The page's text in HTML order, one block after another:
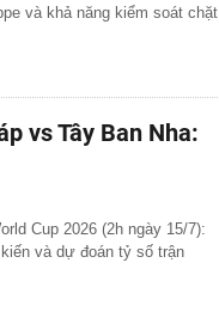
và khả năng kiểm soát chặt
vs Tây Ban Nha:
Cup 2026 (2h ngày 15/7):
và dự đoán tỷ số trận